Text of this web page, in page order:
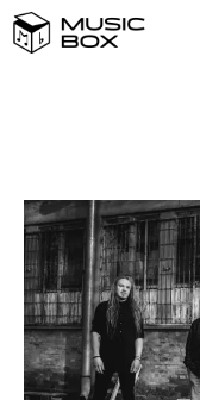
STRANA
FILM